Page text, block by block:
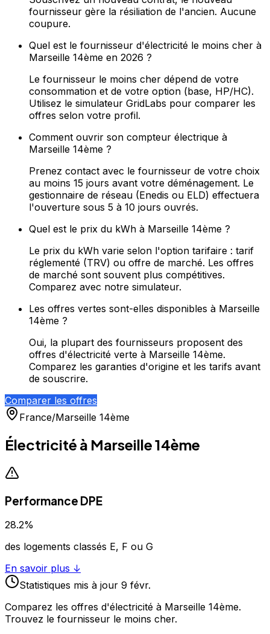
fournisseur gère la résiliation de l'ancien. Aucune
coupure.
Quel est le fournisseur d'électricité le moins cher à
Marseille 14ème en 2026 ?
Le fournisseur le moins cher dépend de votre
consommation et de votre option (base, HP/HC).
Utilisez le simulateur GridLabs pour comparer les
offres selon votre profil.
Comment ouvrir son compteur électrique à
Marseille 14ème ?
Prenez contact avec le fournisseur de votre choix
au moins 15 jours avant votre déménagement. Le
gestionnaire de réseau (Enedis ou ELD) effectuera
l'ouverture sous 5 à 10 jours ouvrés.
Quel est le prix du kWh à Marseille 14ème ?
Le prix du kWh varie selon l'option tarifaire : tarif
réglementé (TRV) ou offre de marché. Les offres
de marché sont souvent plus compétitives.
Comparez avec notre simulateur.
Les offres vertes sont-elles disponibles à Marseille
14ème ?
Oui, la plupart des fournisseurs proposent des
offres d'électricité verte à Marseille 14ème.
Comparez les garanties d'origine et les tarifs avant
de souscrire.
Comparer les offres
France/Marseille 14ème
Électricité à Marseille 14ème
Performance DPE
28.2%
des logements classés E, F ou G
En savoir plus ↓
Statistiques mis à jour 9 févr.
Comparez les offres d'électricité à Marseille 14ème.
Trouvez le fournisseur le moins cher.